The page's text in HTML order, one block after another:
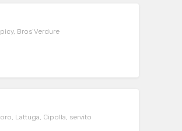
Bros’Verdure
Lattuga, Cipolla, servito